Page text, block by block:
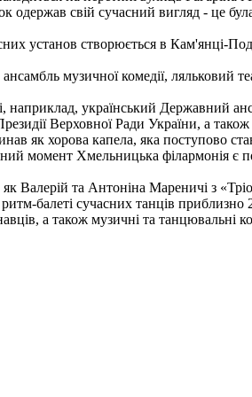
свій сучасний вигляд - це
установ створюється в Кам'янці-
музичної комедії, ляльковий
наприклад, український Державний
Верховної Ради України, а
як хорова капела, яка поступово
момент Хмельницька філармонія є
Валерій та Антоніна Мареничі з
балеті сучасних танців приблизно
а також музичні та